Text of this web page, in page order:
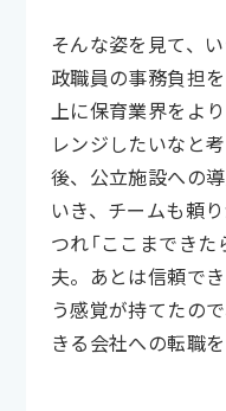
そんな姿を見て、
政職員の事務負担
上に保育業界をよ
レンジしたいなと
後、公立施設への
いき、チームも頼
つれ「ここまでき
夫。あとは信頼で
う感覚が持てたの
きる会社への転職